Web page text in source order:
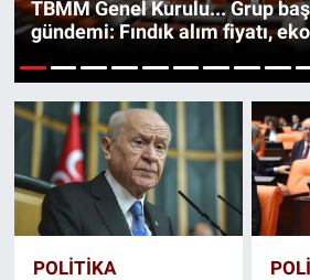
TBMM Genel Kurulu... Grup
gündemi: Fındık alım fiyatı,
1
POLİTİKA